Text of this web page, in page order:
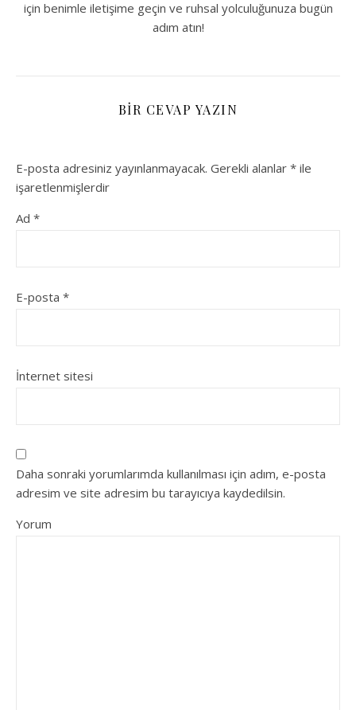
için benimle iletişime geçin ve ruhsal yolculuğunuza bugün
adım atın!
BIR CEVAP YAZIN
E-posta adresiniz yayınlanmayacak. Gerekli alanlar * ile
işaretlenmişlerdir
Ad *
E-posta *
İnternet sitesi
Daha sonraki yorumlarımda kullanılması için adım, e-posta
adresim ve site adresim bu tarayıcıya kaydedilsin.
Yorum